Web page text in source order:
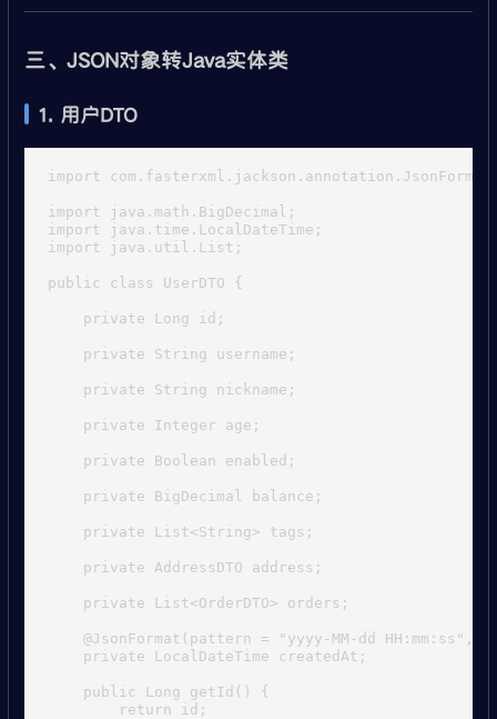
三、JSON对象转Java实体类
1. 用户DTO
import
import java.math.BigDecimal;
import java.time.LocalDateTime;
import java.util.List;
public class UserDTO {
    private Long id;
    private String username;
    private String nickname;
    private Integer age;
    private Boolean enabled;
    private BigDecimal balance;
    private List<String> tags;
    private AddressDTO address;
    private List<OrderDTO> orders;
@JsonFormat(pattern = "yyyy-MM-dd HH:mm:ss",
    private LocalDateTime createdAt;
    public Long getId() {
        return id;